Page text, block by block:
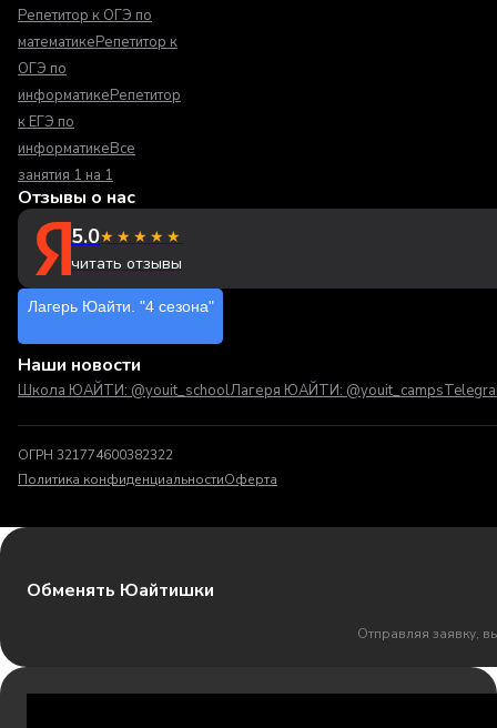
Репетитор к ОГЭ по
математикеРепетитор к
ОГЭ по
информатикеРепетитор
к ЕГЭ по
информатикеВсе
занятия 1 на 1
Отзывы о нас
5.0★★★★★
читать отзывы
Лагерь Юайти. "4 сезона"
Наши новости
Школа ЮАЙТИ: @youit_schoolЛагеря ЮАЙТИ: @youit_camps
ОГРН 321774600382322
Политика конфиденциальностиОферта
Обменять Юайтишки
Отправляя заявку,